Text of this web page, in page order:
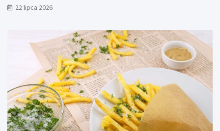
22 lipca 2026